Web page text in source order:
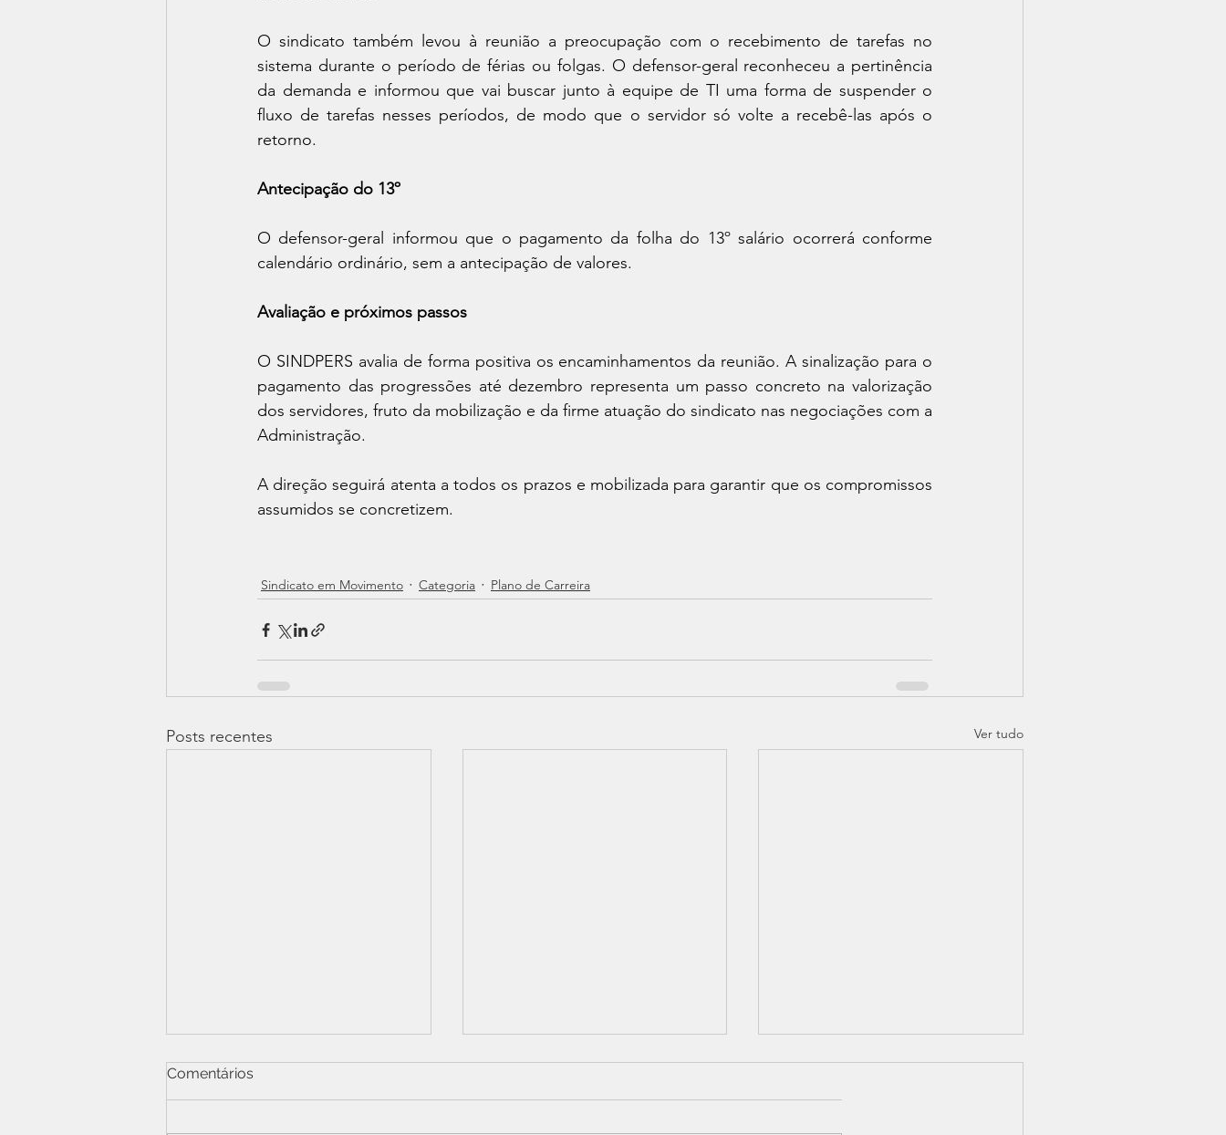
O sindicato também levou à reunião a preocupação com o recebimento de tarefas no
sistema durante o período de férias ou folgas. O defensor-geral reconheceu a pertinência
da demanda e informou que vai buscar junto à equipe de TI uma forma de suspender o
fluxo de tarefas nesses períodos, de modo que o servidor só volte a recebê-las após o
retorno.
Antecipação do 13º
O defensor-geral informou que o pagamento da folha do 13º salário ocorrerá conforme
calendário ordinário, sem a antecipação de valores.
Avaliação e próximos passos
O SINDPERS avalia de forma positiva os encaminhamentos da reunião. A sinalização para o
pagamento das progressões até dezembro representa um passo concreto na valorização
dos servidores, fruto da mobilização e da firme atuação do sindicato nas negociações com a
Administração.
A direção seguirá atenta a todos os prazos e mobilizada para garantir que os compromissos
assumidos se concretizem.
Sindicato em Movimento Categoria Plano de Carreira
Posts recentes Ver tudo
Comentários